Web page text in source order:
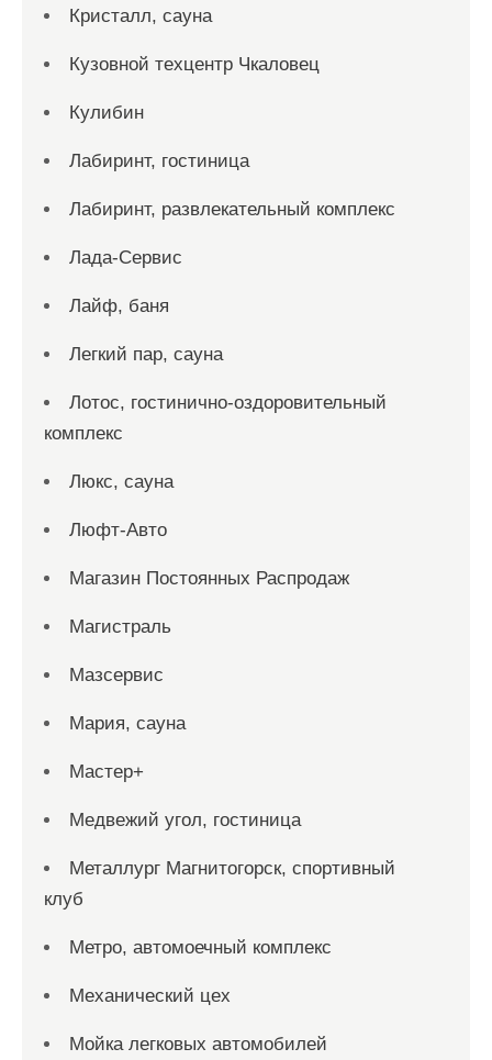
Кристалл, сауна
Кузовной техцентр Чкаловец
Кулибин
Лабиринт, гостиница
Лабиринт, развлекательный комплекс
Лада-Сервис
Лайф, баня
Легкий пар, сауна
Лотос, гостинично-оздоровительный
комплекс
Люкс, сауна
Люфт-Авто
Магазин Постоянных Распродаж
Магистраль
Мазсервис
Мария, сауна
Мастер+
Медвежий угол, гостиница
Металлург Магнитогорск, спортивный
клуб
Метро, автомоечный комплекс
Механический цех
Мойка легковых автомобилей